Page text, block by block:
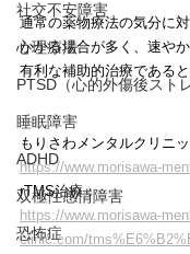
社交不安障害
心理療法
PTSD（心的外傷後スト
睡眠障害
ADHD
双極性感情障害
恐怖症
通常の薬物療法の気分に
かかる場合が多く、速や
有利な補助的治療であると
もりさわメンタルクリニッ
https://www.morisawa-
rTMS治療：
https://www.morisawa-
clinic.com/